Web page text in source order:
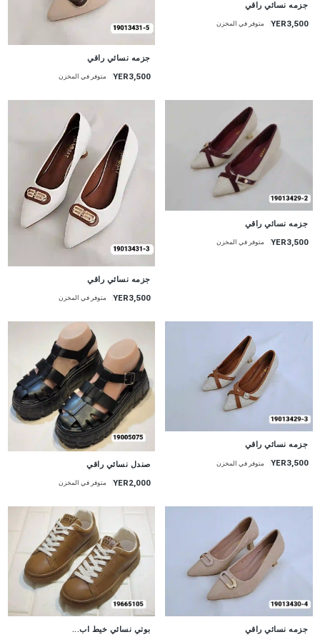
جزمه نسائي راقي
YER3,500 متوفر في المخزن
جزمه نسائي راقي
YER3,500 متوفر في المخزن
جزمه نسائي راقي
YER3,500 متوفر في المخزن
جزمه نسائي راقي
YER3,500 متوفر في المخزن
جزمه نسائي راقي
YER3,500 متوفر في المخزن صندل نسائي راقي
YER2,000 متوفر في المخزن
جزمه نسائي راقي بوتي نسائي خيط اب...